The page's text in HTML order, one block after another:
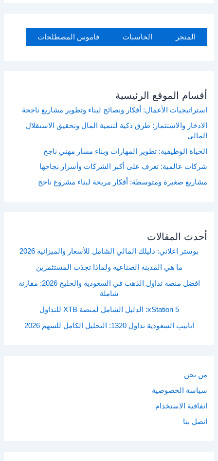
المتجر الحاسبات قاموس المصطلحات
أقسام الموقع الرئيسية
استراتيجيات الأعمال: أفكار ونصائح لبناء وتطوير مشاريع ناجحة
الادخار والاستثمار: طرق ذكية لتنمية المال وتحقيق الاستقلال
المالي
الحياة الوظيفية: تطوير المهارات وبناء مسار مهني ناجح
شركات عالمية: تعرف على أكبر الشركات وأسرار نجاحها
مشاريع صغيرة ومتوسطة: أفكار مربحة لبناء مشروع ناجح
أحدث المقالات
بوستر اعلاني: دليلك المالي الشامل للأسعار والميزانية 2026
ما هي المدينة الصناعية ولماذا تجذب المستثمرين
افضل منصة تداول الذهب في السعودية والخليج 2026: مقارنة
شاملة
xStation 5: الدليل الشامل لمنصة XTB للتداول
انابيب السعودية تداول 1320: التحليل الكامل للسهم 2026
من نحن
سياسة الخصوصية
اتفاقية الاستخدام
اتصل بنا